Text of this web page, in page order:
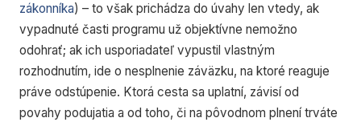
zákonníka) – to však prichádza do úvahy len vtedy, ak
vypadnuté časti programu už objektívne nemožno
odohrať; ak ich usporiadateľ vypustil vlastným
rozhodnutím, ide o nesplnenie záväzku, na ktoré reaguje
práve odstúpenie. Ktorá cesta sa uplatní, závisí od
povahy podujatia a od toho, či na pôvodnom plnení trváte